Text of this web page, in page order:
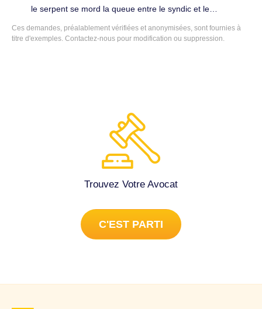
le serpent se mord la queue entre le syndic et le
propriétaire de l'appartement du dessus et rien n'est fait
pour réparer la fuite pendant que mon appartement se
Ces demandes, préalablement vérifiées et anonymisées, sont fournies à
titre d'exemples. Contactez-nous pour modification ou suppression.
Trouvez Votre Avocat
C'EST PARTI